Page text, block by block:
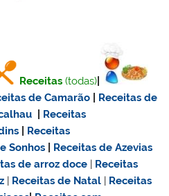
Receitas (todas)
de Camarão
Receitas de
Receitas
Receitas
Sonhos
Receitas de Azevias
dearroz doce | Receitas
| Receitas de Natal | Receitas